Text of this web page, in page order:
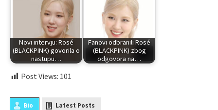
Novi intervju: Rosé
(BLACKPINK) govorila o
nastupu…
Fanovi odbranili Rosé
(BLACKPINK) zbog
odgovora na…
Post Views: 101
Bio Latest Posts